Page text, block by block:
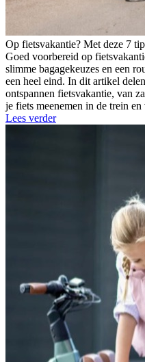
Op fietsvakantie? Met deze 7
Goed voorbereid op
slimme bagagekeuzes en een
een heel eind. In dit artikel
ontspannen fietsvakantie, van
je fiets meenemen in de trein
Lees verder